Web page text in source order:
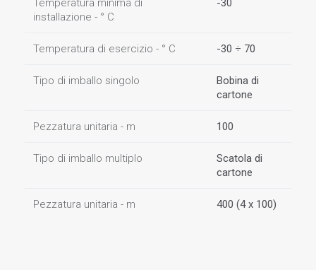
Temperatura minima di
installazione - ° C
-30
Temperatura di esercizio - ° C -30 ÷ 70
Tipo di imballo singolo
Bobina di
cartone
Pezzatura unitaria - m 100
Tipo di imballo multiplo
Scatola di
cartone
Pezzatura unitaria - m 400 (4 x 100)